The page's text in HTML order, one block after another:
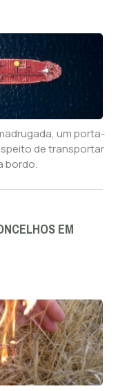
um porta-
de transportar
bordo.
EM